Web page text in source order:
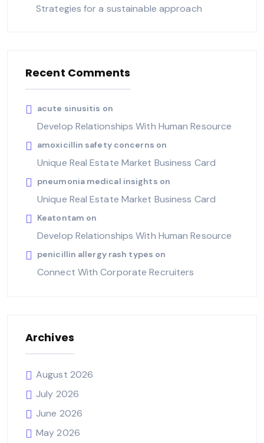
Strategies for a sustainable approach
Recent Comments
acute sinusitis on
Develop Relationships With Human Resource
amoxicillin safety concerns on
Unique Real Estate Market Business Card
pneumonia medical insights on
Unique Real Estate Market Business Card
Keatontam on
Develop Relationships With Human Resource
penicillin allergy rash types on
Connect With Corporate Recruiters
Archives
August 2026
July 2026
June 2026
May 2026